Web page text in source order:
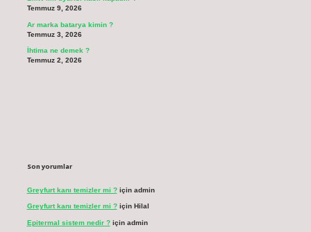
Temmuz 9, 2026
Ar marka batarya kimin ?
Temmuz 3, 2026
İhtima ne demek ?
Temmuz 2, 2026
Son yorumlar
Greyfurt kanı temizler mi ?için admin
Greyfurt kanı temizler mi ?için Hilal
Epitermal sistem nedir ?için admin